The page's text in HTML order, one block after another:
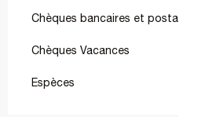
Chèques bancaires et postaux
Chèques Vacances
Espèces